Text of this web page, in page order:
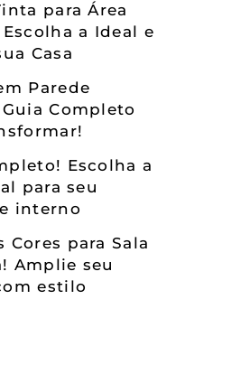
para Área
a Ideal e
Casa
Parede
Completo
Escolha a
para seu
interno
Cores para Sala
Amplie seu
estilo